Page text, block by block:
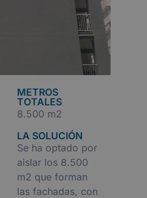
METROS
TOTALES
8.500 m2
LA SOLUCIÓN
Se ha optado por
aislar los 8.500
m2 que forman
las fachadas, con